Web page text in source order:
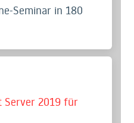
Seminar in 180
Server 2019 für